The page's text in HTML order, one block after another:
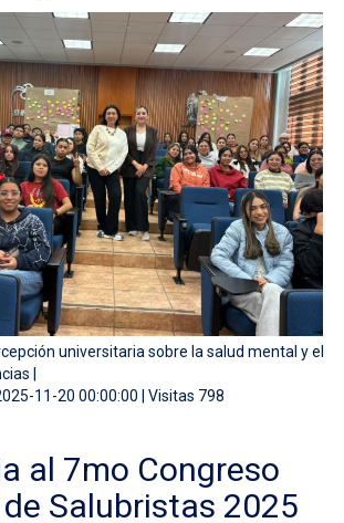
universitaria sobre la salud mental y el
|
11-20 00:00:00 | Visitas 798
al 7mo Congreso
Salubristas 2025